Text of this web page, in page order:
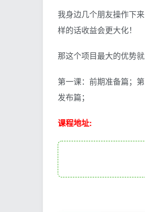
我身边几个朋友操作下
样的话收益会更大化！
那这个项目最大的优势
第一课：前期准备篇；
发布篇；
课程地址: